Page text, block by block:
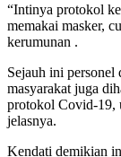
“Intinya protokol
memakai masker,
kerumunan .
Sejauh ini personel
masyarakat juga
protokol Covid-19,
jelasnya.
Kendati demikian